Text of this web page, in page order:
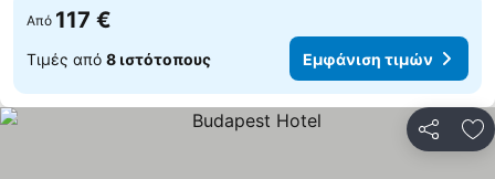
Από 117 €
Τιμές από 8 ιστότοπους Εμφάνιση τιμών